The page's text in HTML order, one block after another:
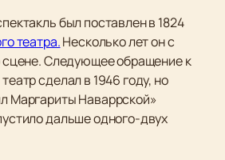
был поставлен в 1824
театра.Несколько лет он с
сцене. Следующее обращение к
сделал в 1946 году, но
Маргариты Наваррской»
дальше одного-двух